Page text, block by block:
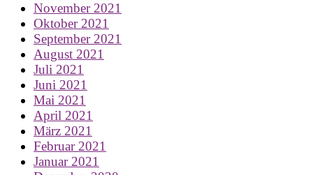
November 2021
Oktober 2021
September 2021
August 2021
Juli 2021
Juni 2021
Mai 2021
April 2021
März 2021
Februar 2021
Januar 2021